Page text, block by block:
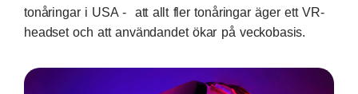
tonåringar i USA - att allt fler tonåringar äger ett VR-
headset och att användandet ökar på veckobasis.